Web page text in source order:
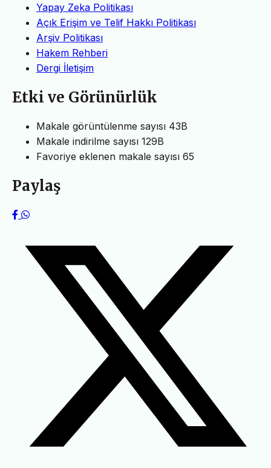
Yapay Zeka Politikası
Açık Erişim ve Telif Hakkı Politikası
Arşiv Politikası
Hakem Rehberi
Dergi İletişim
Etki ve Görünürlük
Makale görüntülenme sayısı 43B
Makale indirilme sayısı 129B
Favoriye eklenen makale sayısı 65
Paylaş